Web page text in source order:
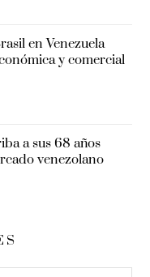
en Venezuela
y comercial
a sus 68 años
venezolano